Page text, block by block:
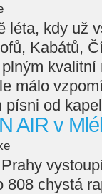
léta, kdy už
Kabátů,
kvalitní
málo
od
AIR v
808 chystá